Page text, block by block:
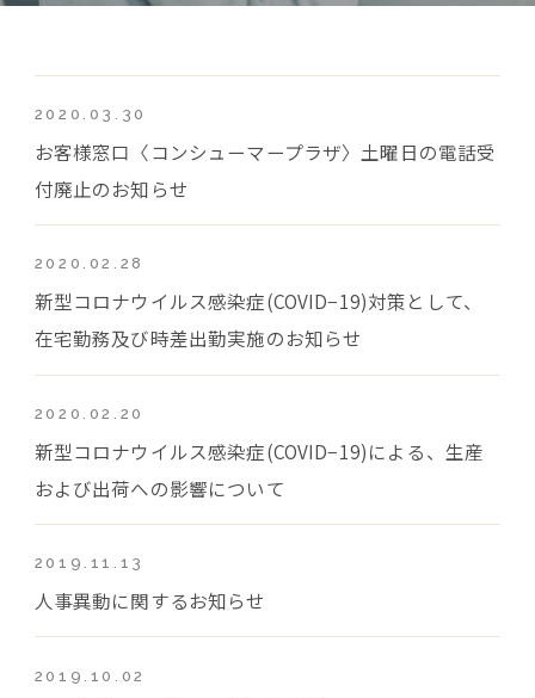
2020.03.30
お客様窓口〈コンシューマープラザ〉土曜日の電話受
付廃止のお知らせ
2020.02.28
新型コロナウイルス感染症(COVID−19)対策として、
在宅勤務及び時差出勤実施のお知らせ
2020.02.20
新型コロナウイルス感染症(COVID−19)による、生産
および出荷への影響について
2019.11.13
人事異動に関するお知らせ
2019.10.02